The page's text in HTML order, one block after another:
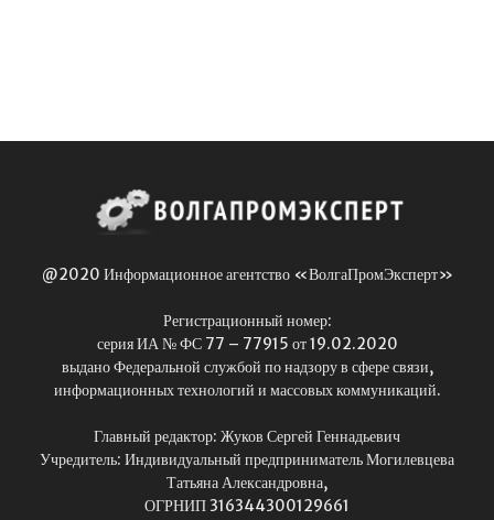
@2020 Информационное агентство «ВолгаПромЭксперт»
Регистрационный номер:
серия ИА № ФС 77 – 77915 от 19.02.2020
выдано Федеральной службой по надзору в сфере связи,
информационных технологий и массовых коммуникаций.
Главный редактор: Жуков Сергей Геннадьевич
Учредитель: Индивидуальный предприниматель Могилевцева
Татьяна Александровна,
ОГРНИП 316344300129661